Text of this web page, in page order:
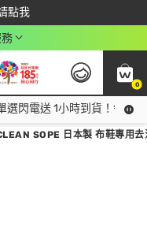
點我
$350
0
選閃電送 1小時到貨！領神
SOPE 日本製 布鞋專用